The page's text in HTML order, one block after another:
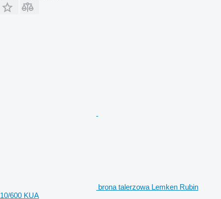
brona talerzowa Lemken Rubin
10/600 KUA